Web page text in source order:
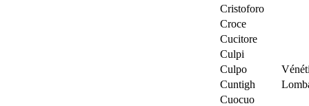
Cristoforo
Croce
Cucitore
Culpi
Culpo
Cuntigh
Cuocuo